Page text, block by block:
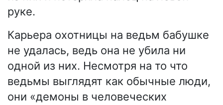
руке.
Карьера охотницы на ведьм бабушке
не удалась, ведь она не убила ни
одной из них. Несмотря на то что
ведьмы выглядят как обычные люди,
они «демоны в человеческих